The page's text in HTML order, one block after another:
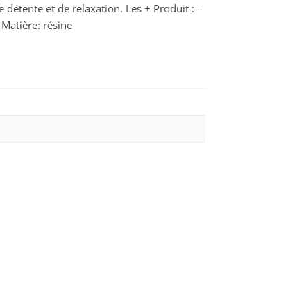
et de relaxation. Les + Produit : –
résine